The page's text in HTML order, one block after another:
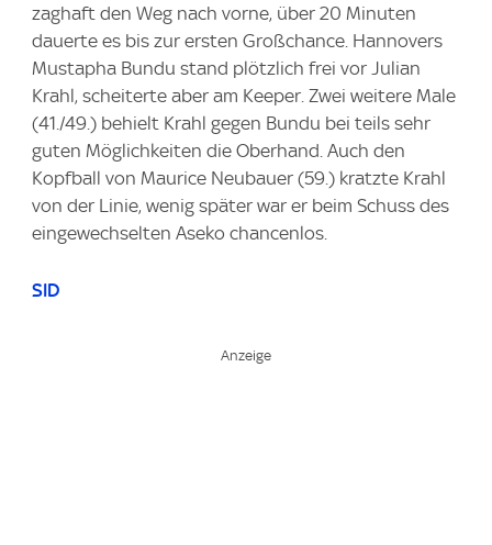
zaghaft den Weg nach vorne, über 20 Minuten
dauerte es bis zur ersten Großchance. Hannovers
Mustapha Bundu stand plötzlich frei vor Julian
Krahl, scheiterte aber am Keeper. Zwei weitere Male
(41./49.) behielt Krahl gegen Bundu bei teils sehr
guten Möglichkeiten die Oberhand. Auch den
Kopfball von Maurice Neubauer (59.) kratzte Krahl
von der Linie, wenig später war er beim Schuss des
eingewechselten Aseko chancenlos.
SID